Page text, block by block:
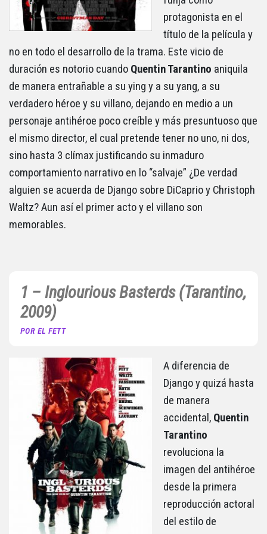
protagonista en el
título de la película y
no en todo el desarrollo de la trama. Este vicio de
duración es notorio cuando Quentin Tarantino aniquila
de manera entrañable a su ying y a su yang, a su
verdadero héroe y su villano, dejando en medio a un
personaje antihéroe poco creíble y más presuntuoso que
el mismo director, el cual pretende tener no uno, ni dos,
sino hasta 3 clímax justificando su inmaduro
comportamiento narrativo en lo “salvaje” ¿De verdad
alguien se acuerda de Django sobre DiCaprio y Christoph
Waltz? Aun así el primer acto y el villano son
memorables.
1 – Inglourious Basterds (Tarantino,
2009)
POR EL FETT
A diferencia de
Django y quizá hasta
de manera
accidental, Quentin
Tarantino
revoluciona la
imagen del antihéroe
desde la primera
reproducción actoral
del estilo de